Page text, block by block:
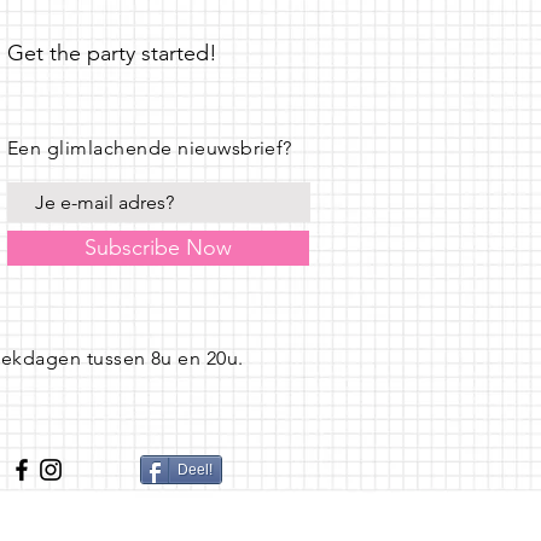
Get the party started!
tussen 8u en 20u.
Een glimlachende nieuwsbrief?
Subscribe Now
Deel!